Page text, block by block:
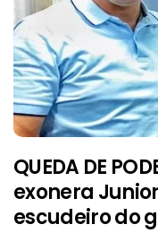
QUEDA DE
exonera
escudeiro do